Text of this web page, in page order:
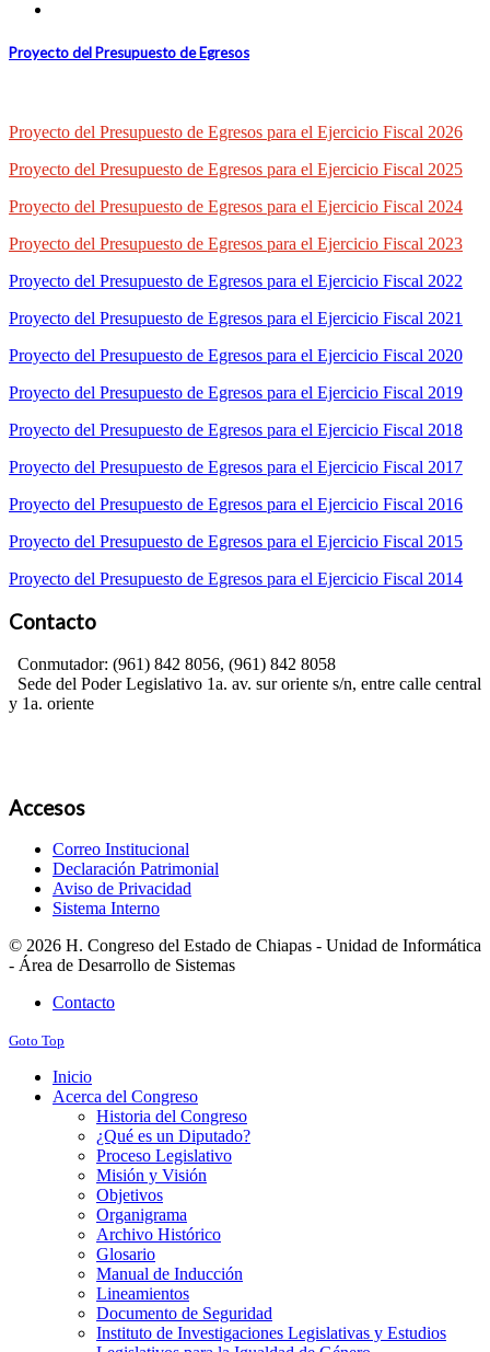
Proyecto del Presupuesto de Egresos
Proyecto del Presupuesto de Egresos para el Ejercicio Fiscal 2026
Proyecto del Presupuesto de Egresos para el Ejercicio Fiscal 2025
Proyecto del Presupuesto de Egresos para el Ejercicio Fiscal 2024
Proyecto del Presupuesto de Egresos para el Ejercicio Fiscal 2023
Proyecto del Presupuesto de Egresos para el Ejercicio Fiscal 2022
Proyecto del Presupuesto de Egresos para el Ejercicio Fiscal 2021
Proyecto del Presupuesto de Egresos para el Ejercicio Fiscal 2020
Proyecto del Presupuesto de Egresos para el Ejercicio Fiscal 2019
Proyecto del Presupuesto de Egresos para el Ejercicio Fiscal 2018
Proyecto del Presupuesto de Egresos para el Ejercicio Fiscal 2017
Proyecto del Presupuesto de Egresos para el Ejercicio Fiscal 2016
Proyecto del Presupuesto de Egresos para el Ejercicio Fiscal 2015
Proyecto del Presupuesto de Egresos para el Ejercicio Fiscal 2014
Contacto
Conmutador: (961) 842 8056, (961) 842 8058
Sede del Poder Legislativo 1a. av. sur oriente s/n, entre calle central
y 1a. oriente
Accesos
Correo Institucional
Declaración Patrimonial
Aviso de Privacidad
Sistema Interno
© 2026 H. Congreso del Estado de Chiapas - Unidad de Informática
- Área de Desarrollo de Sistemas
Contacto
Goto Top
Inicio
Acerca del Congreso
Historia del Congreso
¿Qué es un Diputado?
Proceso Legislativo
Misión y Visión
Objetivos
Organigrama
Archivo Histórico
Glosario
Manual de Inducción
Lineamientos
Documento de Seguridad
Instituto de Investigaciones Legislativas y Estudios